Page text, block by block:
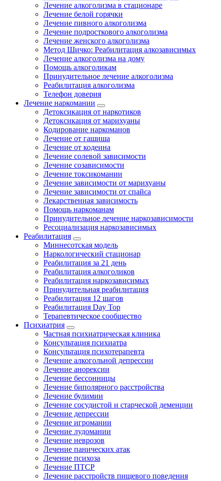
Лечение алкоголизма в стационаре
Лечение белой горячки
Лечение пивного алкоголизма
Лечение подросткового алкоголизма
Лечение женского алкоголизма
Метод Шичко: Реабилитация алкозависимых
Лечение алкоголизма на дому
Помощь алкоголикам
Принудительное лечение алкоголизма
Реабилитация алкоголизма
Телефон доверия
Лечение наркомании
Детоксикация от наркотиков
Детоксикация от марихуаны
Кодирование наркоманов
Лечение от гашиша
Лечение от кодеина
Лечение солевой зависимости
Лечение созависимости
Лечение токсикомании
Лечение зависимости от марихуаны
Лечение зависимости от спайса
Лекарственная зависимость
Помощь наркоманам
Принудительное лечение наркозависимости
Ресоциализация наркозависимых
Реабилитация
Миннесотская модель
Наркологический стационар
Реабилитация за 21 день
Реабилитация алкоголиков
Реабилитация наркозависимых
Принудительная реабилитация
Реабилитация 12 шагов
Реабилитация Day Top
Терапевтическое сообщество
Психиатрия
Частная психиатрическая клиника
Консультация психиатра
Консультация психотерапевта
Лечение алкогольной депрессии
Лечение анорексии
Лечение бессонницы
Лечение биполярного расстройства
Лечение булимии
Лечение сосудистой и старческой деменции
Лечение депрессии
Лечение игромании
Лечение лудомании
Лечение неврозов
Лечение панических атак
Лечение психоза
Лечение ПТСР
Лечение расстройств пищевого поведения